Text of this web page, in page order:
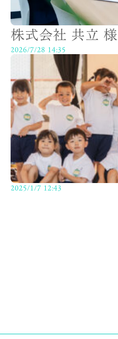
株式会社 共立 様
2026/7/28 14:35
2025/1/7 12:43